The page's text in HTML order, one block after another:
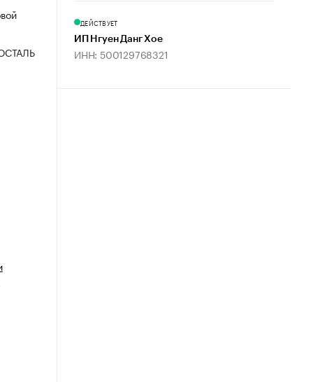
ДЕЙСТВУЕТ
ИП Нгуен Данг Хое
ИНН: 500129768321